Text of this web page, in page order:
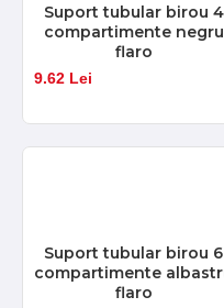
Suport tubular birou 4
compartimente negru
flaro
9.62 Lei
Suport tubular birou 6
compartimente
flaro